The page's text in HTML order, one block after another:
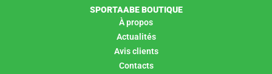
SPORTAABE BOUTIQUE
À propos
Actualités
Avis clients
Contacts